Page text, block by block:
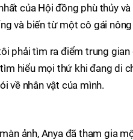
của Hội đồng phù thủy
và biến từ một cô gái
phải tìm ra điểm trung
hiểu mọi thứ khi đang di
về nhân vật của mình.
ảnh, Anya đã tham gia